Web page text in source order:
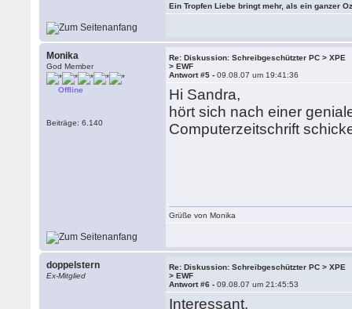
Ein Tropfen Liebe bringt mehr, als ein ganzer
Monika
God Member
Offline
Beiträge: 6.140
Re: Diskussion: Schreibgeschützter PC > XPE
> EWF
Antwort #5 -09.08.07 um 19:41:36
Hi Sandra,
hört sich nach einer
Computerzeitschrift
Grüße von Monika
doppelstern
Ex-Mitglied
Re: Diskussion: Schreibgeschützter PC > XPE
> EWF
Antwort #6 -09.08.07 um 21:45:53
Interessant.